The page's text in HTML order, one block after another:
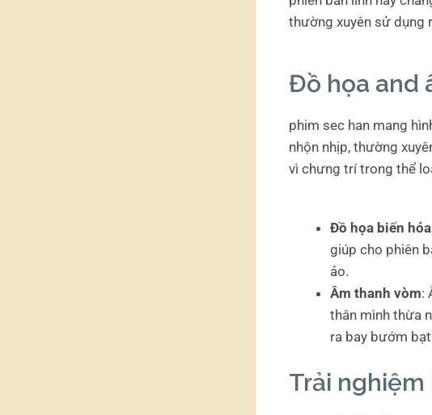
thường xuyên sử dụng
Đồ họa and
phim sec han mang
nhộn nhịp, thường
vì chưng trí trong thể
Đồ họa biến hóa
giúp cho phiên
ảo.
Âm thanh vòm:
thân mình thừa
ra bay bướm
Trải